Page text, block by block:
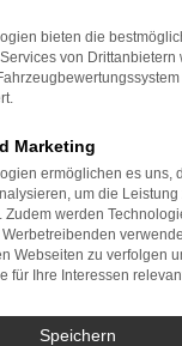
Webseiten, zum
wie
Laden bestimmter
Funktioniert die
oder in
Gerät neu.
Probleme zu
bieten die
von Drittanbietern
Marketing
ermöglichen es uns,
um die Leistung
Zudem werden
Webseiten zu verfolgen
für Ihre Interessen
Speichern